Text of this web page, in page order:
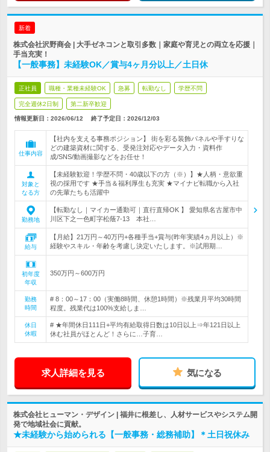
新着
株式会社沢野商会 | 大手ゼネコンと取引多数｜家庭や育児との両立を応援｜
手当充実！
【一般事務】未経験OK／賞与4ヶ月分以上／土日休
正社員 職種・業種未経験OK 急募 転勤なし 学歴不問
完全週休2日制 第二新卒歓迎
情報更新日：2026/06/12 終了予定日： 2026/12/03
仕事内容
【社内を支える事務ポジション】 街を彩る装飾パネルや手すりな
どの建築資材に関する、受発注対応やデータ入力・資料作
成/SNS/動画撮影などをお任せ！
対象と
なる方
【未経験歓迎！学歴不問・40歳以下の方（※）】★人柄・意欲重
視の採用です ★手当＆福利厚生も充実 ★マイナビ転職から入社
の先輩たちも活躍中
勤務地
【転勤なし｜マイカー通勤可｜直行直帰OK 】 愛知県名古屋市中
川区下之一色町字松蔭7-13 本社…
給与
【月給】21万円～40万円+各種手当+賞与(昨年実績4ヵ月以上）※
経験やスキル・年齢を考慮し決定いたします。※試用期…
初年度
年収
350万円～600万円
勤務
時間
# 8：00～17：00（実働8時間、休憩1時間）※残業月平均30時間
程度。残業代は100%支給しま…
休日
休暇
# ★年間休日111日+平均有給取得日数は10日以上⇒年121日以上
休む社員がほとんど！さらに…子育…
求人詳細を見る 気になる
株式会社ヒューマン・デザイン | 福井に根差し、人材サービスやシステム開
発で地域社会に貢献。
★未経験から始められる【一般事務・総務補助】＊土日祝休み